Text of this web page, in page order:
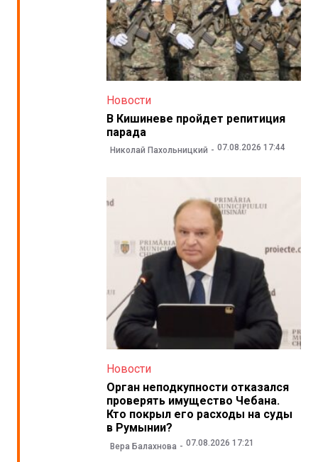
Новости
В Кишиневе пройдет репитиция
парада
Николай Пахольницкий 07.08.2026 17:44
Новости
Орган неподкупности отказался
проверять имущество Чебана.
Кто покрыл его расходы на суды
в Румынии?
Вера Балахнова 07.08.2026 17:21